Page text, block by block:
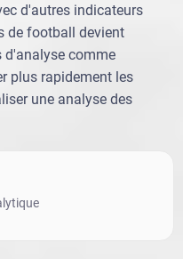
d'autres indicateurs
de football devient
d'analyse comme
plus rapidement les
une analyse des